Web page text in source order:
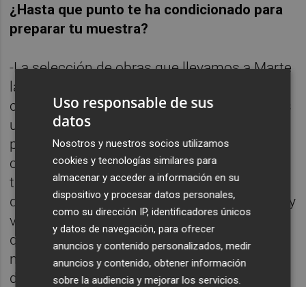
¿Hasta que punto te ha condicionado para
preparar tu muestra?
-La selección de obras que llevamos a Marte
la hemos hecho en relación a lo que justo te
comentaba en la anterior pregunta. Marte es
una feria de arte y es necesario y justo
pensar en todo tipo de público y
coleccionistas que se interesan por mi
trabajo. Con todo, lo que intento explicar es
que la selección que viaja a Castellón es muy
variada en formatos y en disciplinas. Hay
que tener en cuenta que este fin de semana
no solo podrá ver pintura sino también
dibujo.
Uso responsable de sus
datos
Nosotros y nuestros socios utilizamos
cookies y tecnologías similares para
almacenar y acceder a información en su
dispositivo y procesar datos personales,
como su dirección IP, identificadores únicos
y datos de navegación, para ofrecer
anuncios y contenido personalizados, medir
anuncios y contenido, obtener información
sobre la audiencia y mejorar los servicios.